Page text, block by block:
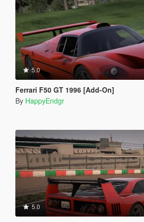
5.0
Ferrari F50 GT 1996 [Add-On]
By HappyEndgr
5.0